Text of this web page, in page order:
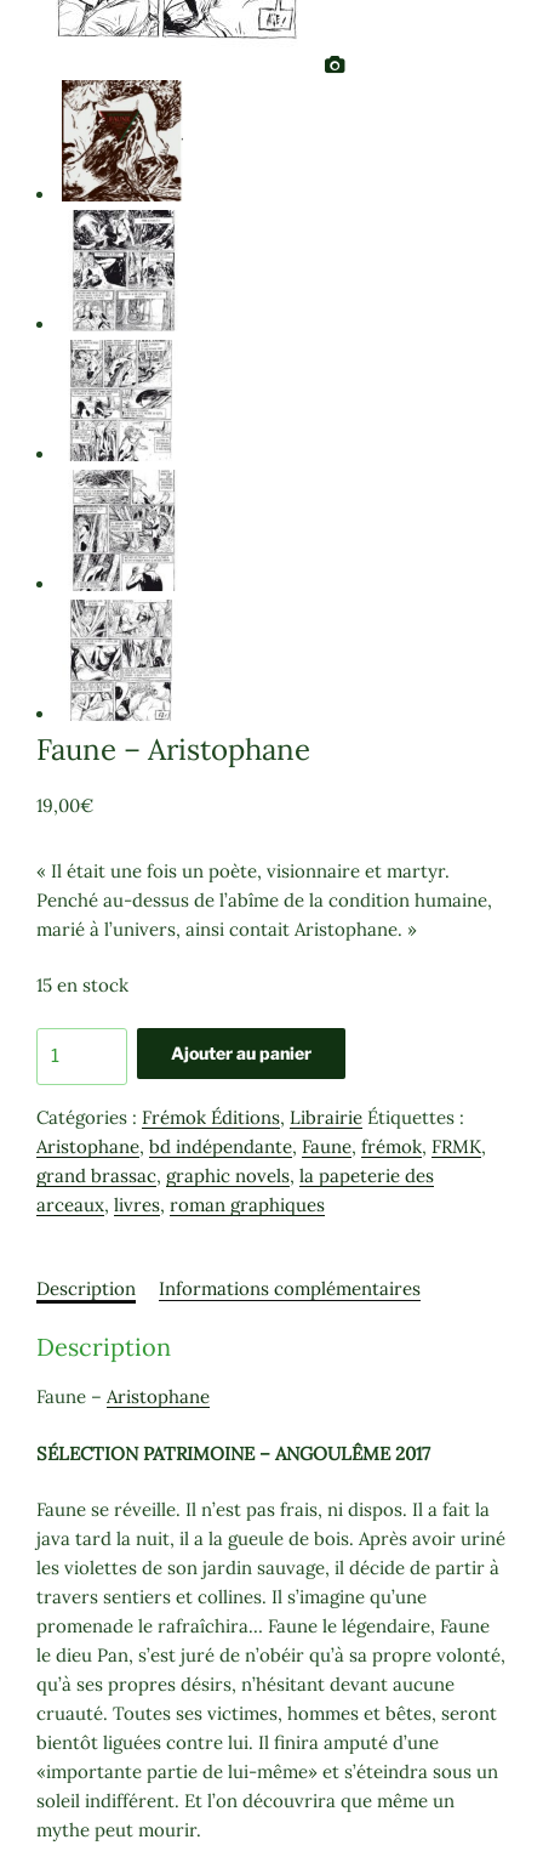
Faune – Aristophane
19,00€
« Il était une fois un poète, visionnaire et martyr.
Penché au-dessus de l’abîme de la condition humaine,
marié à l’univers, ainsi contait Aristophane. »
15 en stock
de
-
Aristophane
Ajouter au panier
Catégories : Frémok Éditions, Librairie Étiquettes :
Aristophane, bd indépendante, Faune, frémok, FRMK,
grand brassac, graphic novels, la papeterie des
arceaux, livres, roman graphiques
Description Informations complémentaires
Description
Faune – Aristophane
SÉLECTION PATRIMOINE – ANGOULÊME 2017
Faune se réveille. Il n’est pas frais, ni dispos. Il a fait la
java tard la nuit, il a la gueule de bois. Après avoir uriné
les violettes de son jardin sauvage, il décide de partir à
travers sentiers et collines. Il s’imagine qu’une
promenade le rafraîchira… Faune le légendaire, Faune
le dieu Pan, s’est juré de n’obéir qu’à sa propre volonté,
qu’à ses propres désirs, n’hésitant devant aucune
cruauté. Toutes ses victimes, hommes et bêtes, seront
bientôt liguées contre lui. Il finira amputé d’une
«importante partie de lui-même» et s’éteindra sous un
soleil indifférent. Et l’on découvrira que même un
mythe peut mourir.